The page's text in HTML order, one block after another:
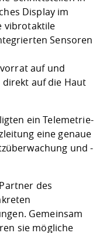
Display im
vibrotaktile
Sensoren
auf und
auf die Haut
ein Telemetrie-
eine genaue
und -
des
Gemeinsam
sie mögliche